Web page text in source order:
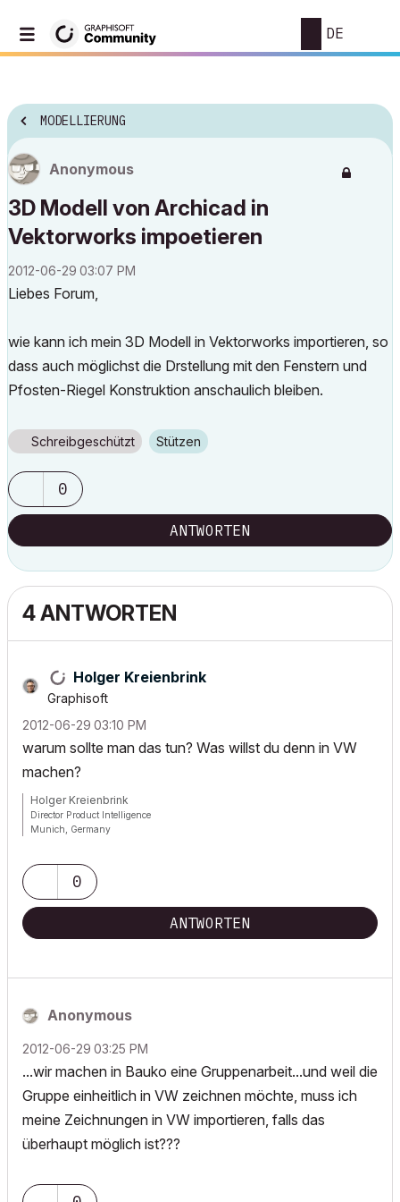
DE
MODELLIERUNG
Anonymous
3D Modell von Archicad in
Vektorworks impoetieren
‎2012-06-29 03:07 PM
Liebes Forum,
wie kann ich mein 3D Modell in Vektorworks importieren, so
dass auch möglichst die Drstellung mit den Fenstern und
Pfosten-Riegel Konstruktion anschaulich bleiben.
Schreibgeschützt Stützen
0
ANTWORTEN
4 ANTWORTEN
Holger Kreienbrink
Graphisoft
‎2012-06-29 03:10 PM
warum sollte man das tun? Was willst du denn in VW
machen?
Holger Kreienbrink
Director Product Intelligence
Munich, Germany
0
ANTWORTEN
Anonymous
‎2012-06-29 03:25 PM
...wir machen in Bauko eine Gruppenarbeit...und weil die
Gruppe einheitlich in VW zeichnen möchte, muss ich
meine Zeichnungen in VW importieren, falls das
überhaupt möglich ist???